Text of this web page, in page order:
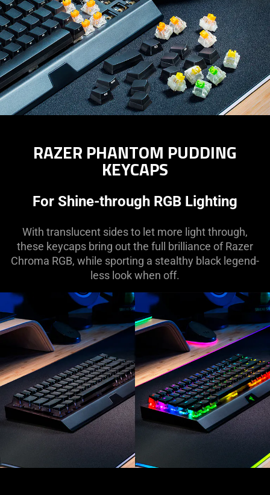
RAZER PHANTOM PUDDING
KEYCAPS
For Shine-through RGB Lighting
With translucent sides to let more light through,
these keycaps bring out the full brilliance of Razer
Chroma RGB, while sporting a stealthy black legend-
less look when off.